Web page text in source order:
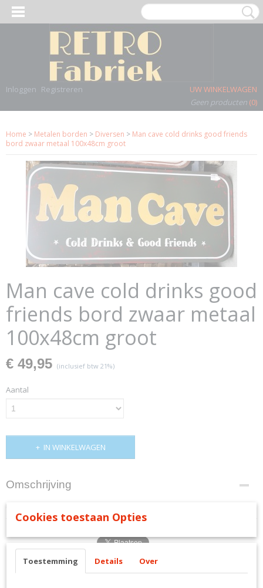
Inloggen Registreren
UW WINKELWAGEN
Geen producten (0)
Home > Metalen borden > Diversen > Man cave cold drinks good friends
bord zwaar metaal 100x48cm groot
Man cave cold drinks good
friends bord zwaar metaal
100x48cm groot
€ 49,95 (inclusief btw 21%)
Aantal
IN WINKELWAGEN
Omschrijving
man cave cold drinks good friends bord
Ook interessant
Cookies toestaan Opties
Toestemming Details Over